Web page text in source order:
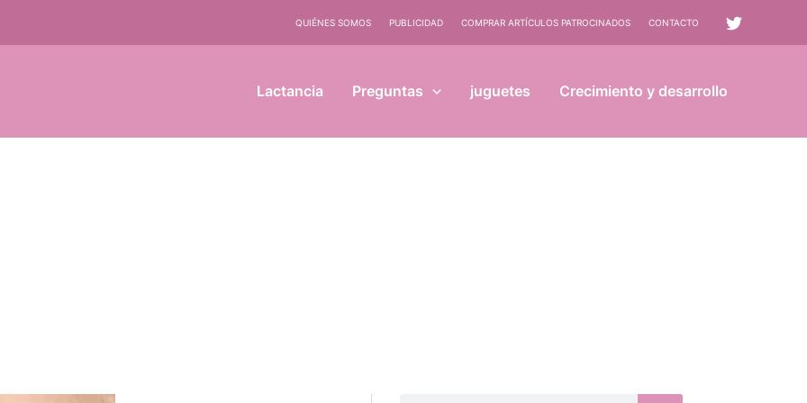
QUIÉNES SOMOS PUBLICIDAD COMPRAR ARTÍCULOS PATROCINADOS CONTACTO
Lactancia Preguntas juguetes Crecimiento y desarrollo